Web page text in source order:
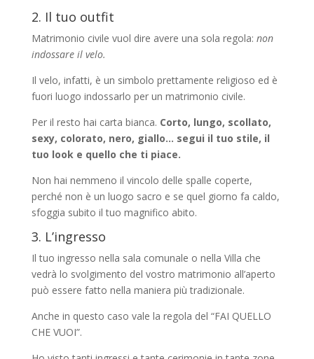
2. Il tuo outfit
Matrimonio civile vuol dire avere una sola regola: non
indossare il velo.
Il velo, infatti, è un simbolo prettamente religioso ed è
fuori luogo indossarlo per un matrimonio civile.
Per il resto hai carta bianca. Corto, lungo, scollato,
sexy, colorato, nero, giallo… segui il tuo stile, il
tuo look e quello che ti piace.
Non hai nemmeno il vincolo delle spalle coperte,
perché non è un luogo sacro e se quel giorno fa caldo,
sfoggia subito il tuo magnifico abito.
3. L’ingresso
Il tuo ingresso nella sala comunale o nella Villa che
vedrà lo svolgimento del vostro matrimonio all’aperto
può essere fatto nella maniera più tradizionale.
Anche in questo caso vale la regola del “FAI QUELLO
CHE VUOI”.